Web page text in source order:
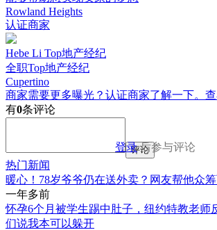
Rowland Heights
认证商家
Hebe Li Top地产经纪
全职Top地产经纪
Cupertino
商家需要更多曝光？认证商家了解一下。
有0条评论
登录后参与评论
评论
热门新闻
暖心！78岁爷爷仍在送外卖？网友帮他众
一年多前
怀孕6个月被学生踢中肚子，纽约特教老师
们说我本可以躲开